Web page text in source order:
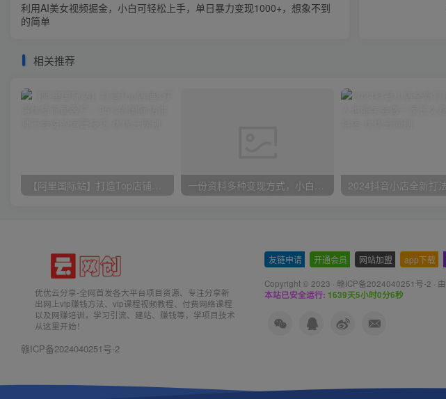
利用AI美女视频掘金，小白可轻松上手，单日暴力变现1000+，想象不到
的简单
相关推荐
【阿里国际站】打造Top店铺&获得优质询盘客户，​95%的国际站讲师不会说的运营技巧 一份资料多种变现方式，小白也能轻松上手，日入800不是问题
优优云分享-全网首发各大平台项目资源、专注分享新
出网上vip赚钱方法、vip课程视频教程、付费网络课程
以及网赚培训，学习引流、建站、赚钱等，学项目技术
从这里开始！
友链申请 开通会员 网站加盟 app下载
Copyright © 2023 · 赣ICP备2024040251号-2 · 由
本站已安全运行: 1639天5小时0分7秒
赣ICP备2024040251号-2